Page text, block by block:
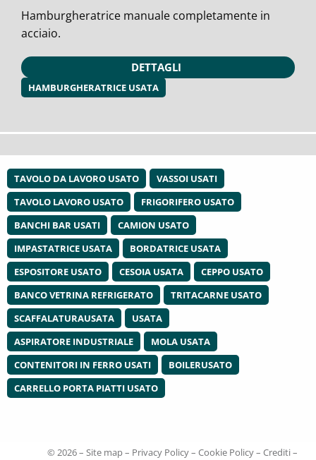
Hamburgheratrice manuale completamente in
acciaio.
DETTAGLI
HAMBURGHERATRICE USATA
TAVOLO DA LAVORO USATO
VASSOI USATI
TAVOLO LAVORO USATO
FRIGORIFERO USATO
BANCHI BAR USATI
CAMION USATO
IMPASTATRICE USATA
BORDATRICE USATA
ESPOSITORE USATO
CESOIA USATA
CEPPO USATO
BANCO VETRINA REFRIGERATO
TRITACARNE USATO
SCAFFALATURAUSATA
USATA
ASPIRATORE INDUSTRIALE
MOLA USATA
CONTENITORI IN FERRO USATI
BOILERUSATO
CARRELLO PORTA PIATTI USATO
© 2026 – Site map– Privacy Policy– Cookie Policy– Crediti–